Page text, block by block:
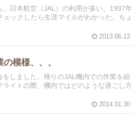
日本航空（JAL）の利用が多い。1997年
ックしたら生涯マイルがわかった。ちょ
2013.06.13
模様、、、
しました。帰りのJAL機内での作業を紹
イトの際、機内ではどのような過ごし方
2014.01.30